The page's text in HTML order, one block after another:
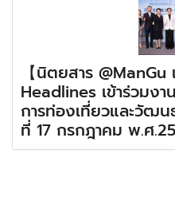
【นิตยสาร
Headlines เข้าร่วมง
การท่องเที่ยวและวัฒน
ที่ 17 กรกฎาคม พ.ศ